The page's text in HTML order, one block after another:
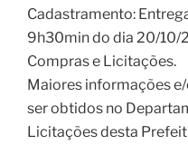
Cadastramento:
9h30min do dia 20/10/
Compras e Licitações.
Maiores informações
ser obtidos no
Licitações desta